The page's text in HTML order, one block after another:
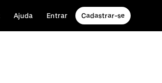
Ajuda Entrar Cadastrar-se